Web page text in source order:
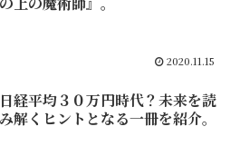
2020.11.15
日経平均３０万円時代？未来を読
み解くヒントとなる一冊を紹介。